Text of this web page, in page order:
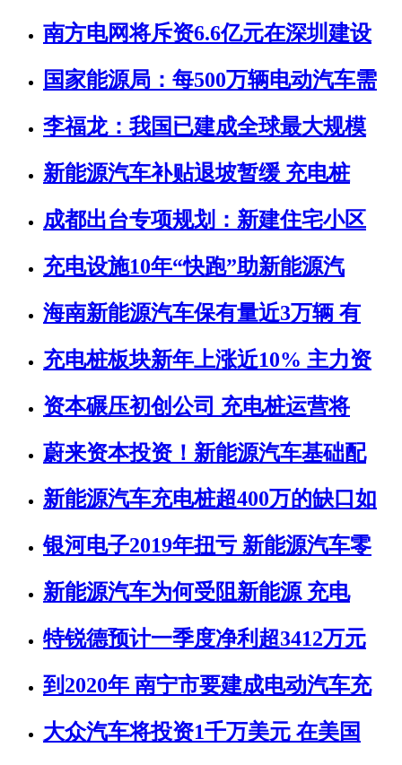
南方电网将斥资6.6亿元在深圳建设
国家能源局：每500万辆电动汽车需
李福龙：我国已建成全球最大规模
新能源汽车补贴退坡暂缓 充电桩
成都出台专项规划：新建住宅小区
充电设施10年“快跑”助新能源汽
海南新能源汽车保有量近3万辆 有
充电桩板块新年上涨近10% 主力资
资本碾压初创公司 充电桩运营将
蔚来资本投资！新能源汽车基础配
新能源汽车充电桩超400万的缺口如
银河电子2019年扭亏 新能源汽车零
新能源汽车为何受阻新能源 充电
特锐德预计一季度净利超3412万元
到2020年 南宁市要建成电动汽车充
大众汽车将投资1千万美元 在美国